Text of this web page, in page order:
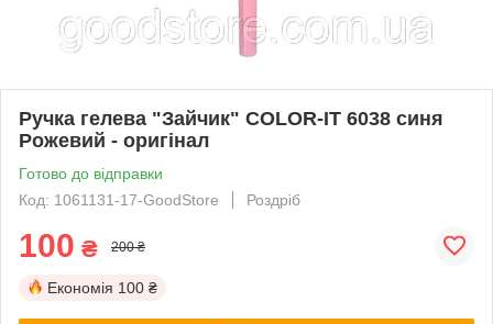
Ручка гелева "Зайчик" COLOR-IT 6038 синя
Рожевий - оригінал
Готово до відправки
Код: 1061131-17-GoodStore
Роздріб
100 ₴ 200 ₴
Економія 100 ₴